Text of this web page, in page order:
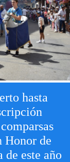
hasta
Honor de
este año